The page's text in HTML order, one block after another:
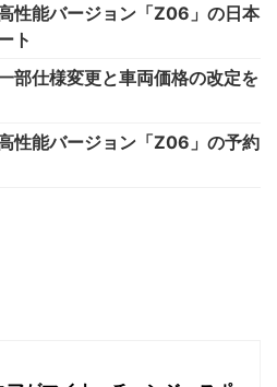
性能バージョン「Z06」の日本
ト
部仕様変更と車両価格の改定を
性能バージョン「Z06」の予約